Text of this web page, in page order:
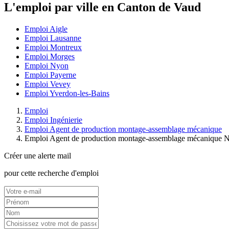
L'emploi par ville en Canton de Vaud
Emploi Aigle
Emploi Lausanne
Emploi Montreux
Emploi Morges
Emploi Nyon
Emploi Payerne
Emploi Vevey
Emploi Yverdon-les-Bains
Emploi
Emploi Ingénierie
Emploi Agent de production montage-assemblage mécanique
Emploi Agent de production montage-assemblage mécanique
Créer une alerte mail
pour cette recherche d'emploi